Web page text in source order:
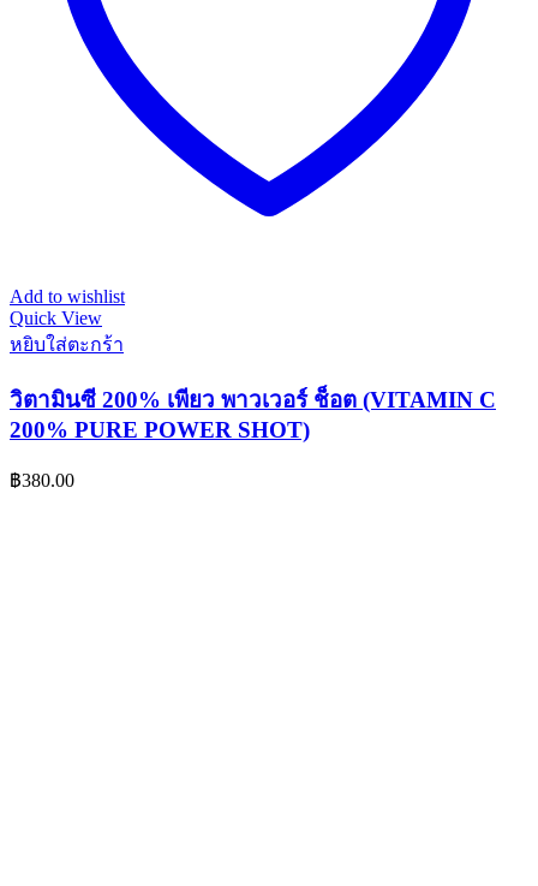
Add to wishlist
Quick View
หยิบใส่ตะกร้า
วิตามินซี 200% เพียว พาวเวอร์ ช็อต (VITAMIN C
200% PURE POWER SHOT)
฿380.00